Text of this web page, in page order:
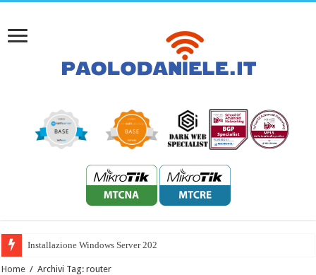
Installazione Windows Server 2022 HPE R
Home / Archivi Tag: router